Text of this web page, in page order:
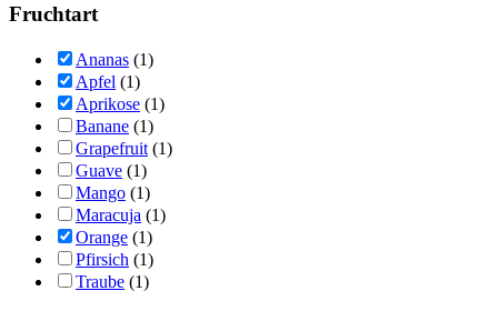
Fruchtart
Ananas (1)
Apfel (1)
Aprikose (1)
Banane (1)
Grapefruit (1)
Guave (1)
Mango (1)
Maracuja (1)
Orange (1)
Pfirsich (1)
Traube (1)